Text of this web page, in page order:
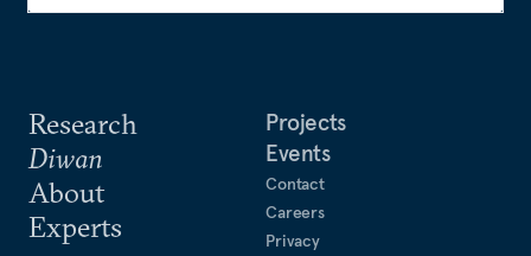
Research
Diwan
About
Experts
Projects
Events
Contact
Careers
Privacy